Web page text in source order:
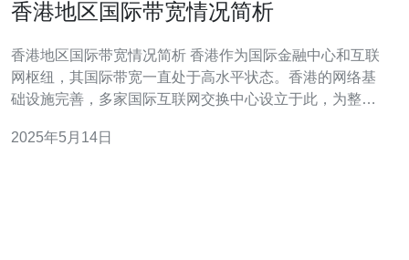
香港地区国际带宽情况简析
香港地区国际带宽情况简析 香港作为国际金融中心和互联
网枢纽，其国际带宽一直处于高水平状态。香港的网络基
础设施完善，多家国际互联网交换中心设立于此，为整个
济的发展，香港的国际带宽也在不断扩大。从早期的ADSL
2025年5月14日